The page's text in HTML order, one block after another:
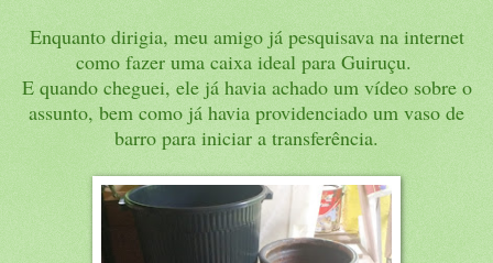
Enquanto dirigia, meu amigo já pesquisava na internet
como fazer uma caixa ideal para Guiruçu.
E quando cheguei, ele já havia achado um vídeo sobre o
assunto, bem como já havia providenciado um vaso de
barro para iniciar a transferência.